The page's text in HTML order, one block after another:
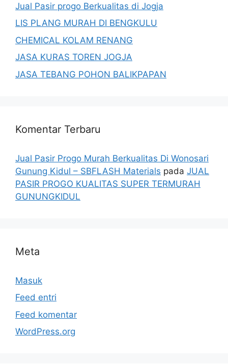
Jual Pasir progo Berkualitas di Jogja
LIS PLANG MURAH DI BENGKULU
CHEMICAL KOLAM RENANG
JASA KURAS TOREN JOGJA
JASA TEBANG POHON BALIKPAPAN
Komentar Terbaru
Jual Pasir Progo Murah Berkualitas Di Wonosari
Gunung Kidul – SBFLASH Materials pada JUAL
PASIR PROGO KUALITAS SUPER TERMURAH
GUNUNGKIDUL
Meta
Masuk
Feed entri
Feed komentar
WordPress.org